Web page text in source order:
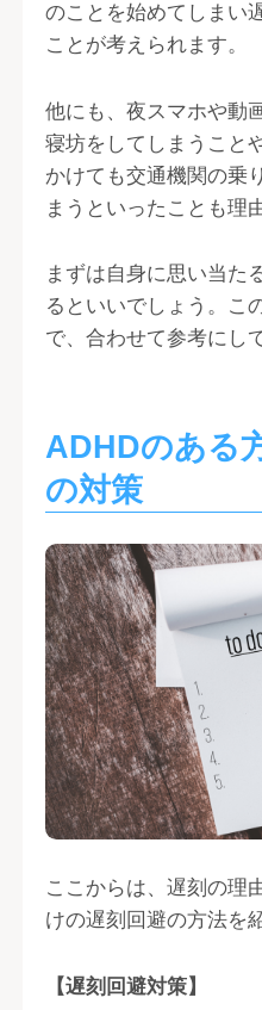
のことを始めてしまい
ことが考えられます。
他にも、夜スマホや動
寝坊をしてしまうこと
かけても交通機関の乗
まうといったことも理
まずは自身に思い当た
るといいでしょう。こ
で、合わせて参考にし
ADHDのある
の対策
ここからは、遅刻の理
けの遅刻回避の方法を
【遅刻回避対策】